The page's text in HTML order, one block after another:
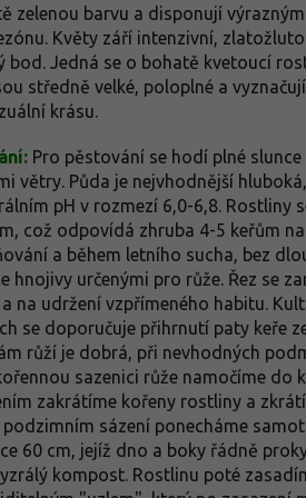
zelenou barvu a disponují
Květy září intenzivní,
bod. Jedná se o bohatě kvetoucí
středně velké, poloplné a
krásu.
Pro pěstování se hodí plné
větry. Půda je nejvhodnější
pH v rozmezí 6,0-6,8. Rostliny
což odpovídá zhruba 4-5 keřům
a během letního sucha, bez
hnojivy určenými pro růže. Řez se
na udržení vzpřímeného habitu.
se doporučuje přihrnutí paty keře
růží je dobrá, při nevhodných
sazenici růže namočíme do
zakrátíme kořeny rostliny a
podzimním sázení ponecháme
60 cm, jejíž dno a boky řádně
kompost. Rostlinu poté